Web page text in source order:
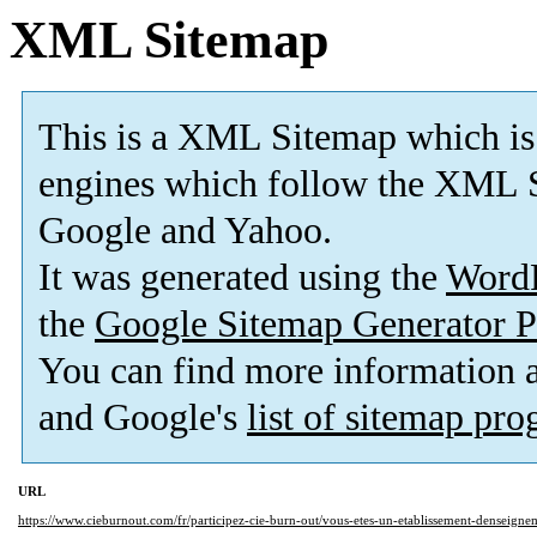
XML Sitemap
This is a XML Sitemap which is
engines which follow the XML
Google and Yahoo.
It was generated using the
the Google Sitemap Generator
You can find more information
and Google's list of sitemap
URL
https://www.cieburnout.com/fr/participez-cie-burn-out/vous-etes-un-etablissement-